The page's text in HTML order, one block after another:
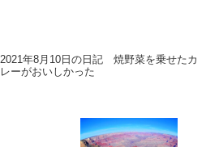
2021年8月10日の日記 焼野菜を乗せたカ
レーがおいしかった